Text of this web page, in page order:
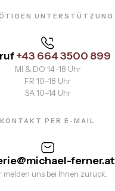
UNTERSTÜTZUNG
+43 664 3500 899
MI & DO 14–18 Uhr
FR 10–18 Uhr
SA 10–14 Uhr
KONTAKT PER E-MAIL
ferner.at
melden uns bei Ihnen zurück.